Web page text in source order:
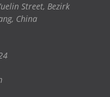
Street, Bezirk
China